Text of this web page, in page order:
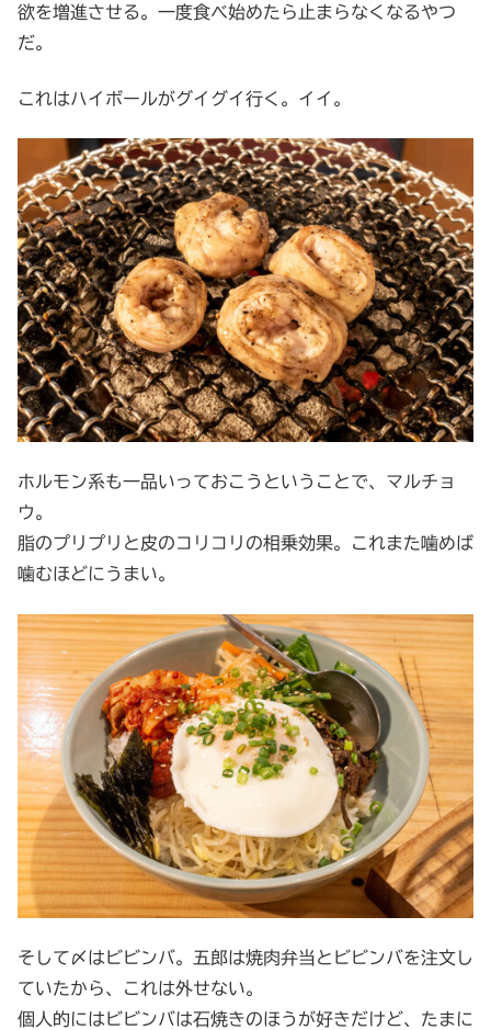
欲を増進させる。一度食べ始めたら止まらなくなるやつ
だ。
これはハイボールがグイグイ行く。イイ。
ホルモン系も一品いっておこうということで、マルチョ
ウ。
脂のプリプリと皮のコリコリの相乗効果。これまた噛めば
噛むほどにうまい。
そして〆はビビンバ。五郎は焼肉弁当とビビンバを注文し
ていたから、これは外せない。
個人的にはビビンバは石焼きのほうが好きだけど、たまに